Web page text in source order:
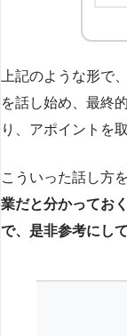
上記のような形で
を話し始め、最終
り、アポイントを
こういった話し方
業だと分かってお
で、是非参考にし